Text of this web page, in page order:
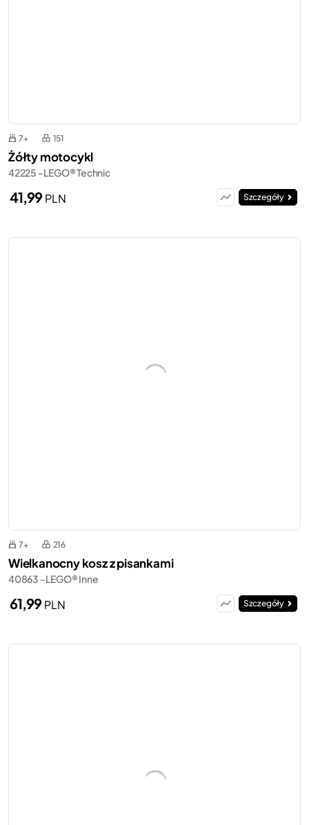
7+ 151
Żółty motocykl
42225 - LEGO® Technic
41,99PLN Szczegóły
7+ 216
Wielkanocny kosz z pisankami
40863 - LEGO® Inne
61,99PLN Szczegóły